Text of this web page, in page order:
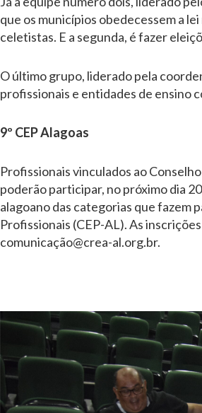
que os municípios obedecessem a
celetistas. E a segunda, é fazer
O último grupo, liderado pela
profissionais e entidades de ensino
9º CEP Alagoas
Profissionais vinculados ao
poderão participar, no próximo dia
alagoano das categorias que fazem
Profissionais (CEP-AL). As
comunicação@crea-al.org.br.